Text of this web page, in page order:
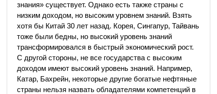
знания» существует. Однако есть также страны с
низким доходом, но высоким уровнем знаний. Взять
хотя бы Китай 30 лет назад. Корея, Сингапур, Тайвань
тоже были бедны, но высокий уровень знаний
трансформировался в быстрый экономический рост.
С другой стороны, не все государства с высоким
доходом имеют высокий уровень знаний. Например,
Катар, Бахрейн, некоторые другие богатые нефтяные
страны нельзя назвать обладателями компетенций в